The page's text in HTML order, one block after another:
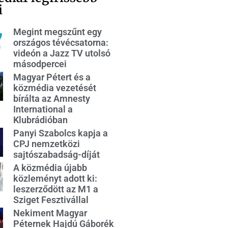
Megint megszűnt egy
országos tévécsatorna:
videón a Jazz TV utolsó
másodpercei
Magyar Pétert és a
közmédia vezetését
bírálta az Amnesty
International a
Klubrádióban
Panyi Szabolcs kapja a
CPJ nemzetközi
sajtószabadság-díját
A közmédia újabb
közleményt adott ki:
leszerződött az M1 a
Sziget Fesztivállal
Nekiment Magyar
Péternek Hajdú Gáborék